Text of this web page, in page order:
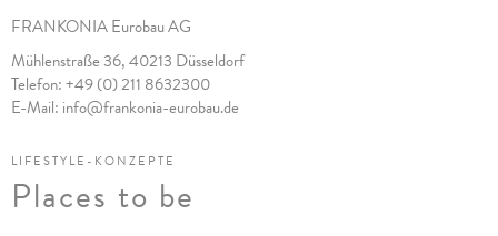
FRANKONIA Eurobau AG
Mühlenstraße 36, 40213 Düsseldorf
Telefon:+49 (0) 211 8632300
E-Mail: info@frankonia-eurobau.de
LIFESTYLE-KONZEPTE
Places to be